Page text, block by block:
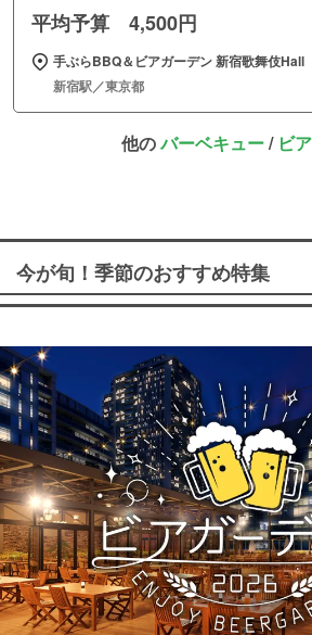
平均予算 4,500円
手ぶらBBQ＆ビアガーデン 新宿歌舞伎Hall
新宿駅／東京都
他のバーベキュー/ ビ
今が旬！季節のおすすめ特集